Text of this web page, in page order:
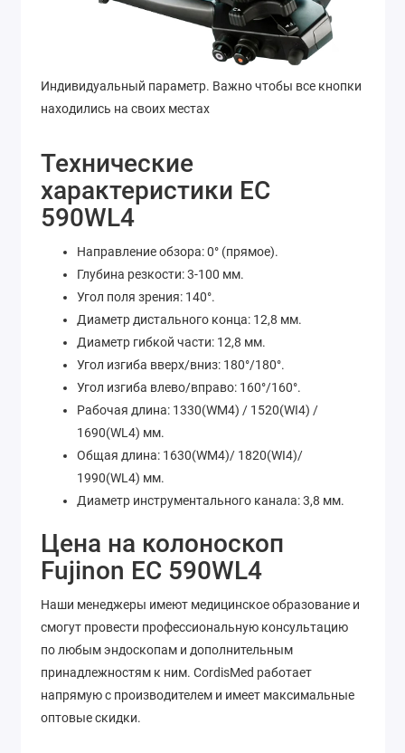
Индивидуальный параметр. Важно чтобы все кнопки
находились на своих местах
Технические
характеристики EC
590WL4
Направление обзора: 0° (прямое).
Глубина резкости: 3-100 мм.
Угол поля зрения: 140°.
Диаметр дистального конца: 12,8 мм.
Диаметр гибкой части: 12,8 мм.
Угол изгиба вверх/вниз: 180°/180°.
Угол изгиба влево/вправо: 160°/160°.
Рабочая длина: 1330(WM4) / 1520(WI4) /
1690(WL4) мм.
Общая длина: 1630(WM4)/ 1820(WI4)/
1990(WL4) мм.
Диаметр инструментального канала: 3,8 мм.
Цена на колоноскоп
Fujinon EC 590WL4
Наши менеджеры имеют медицинское образование и
смогут провести профессиональную консультацию
по любым эндоскопам и дополнительным
принадлежностям к ним. CordisMed работает
напрямую с производителем и имеет максимальные
оптовые скидки.